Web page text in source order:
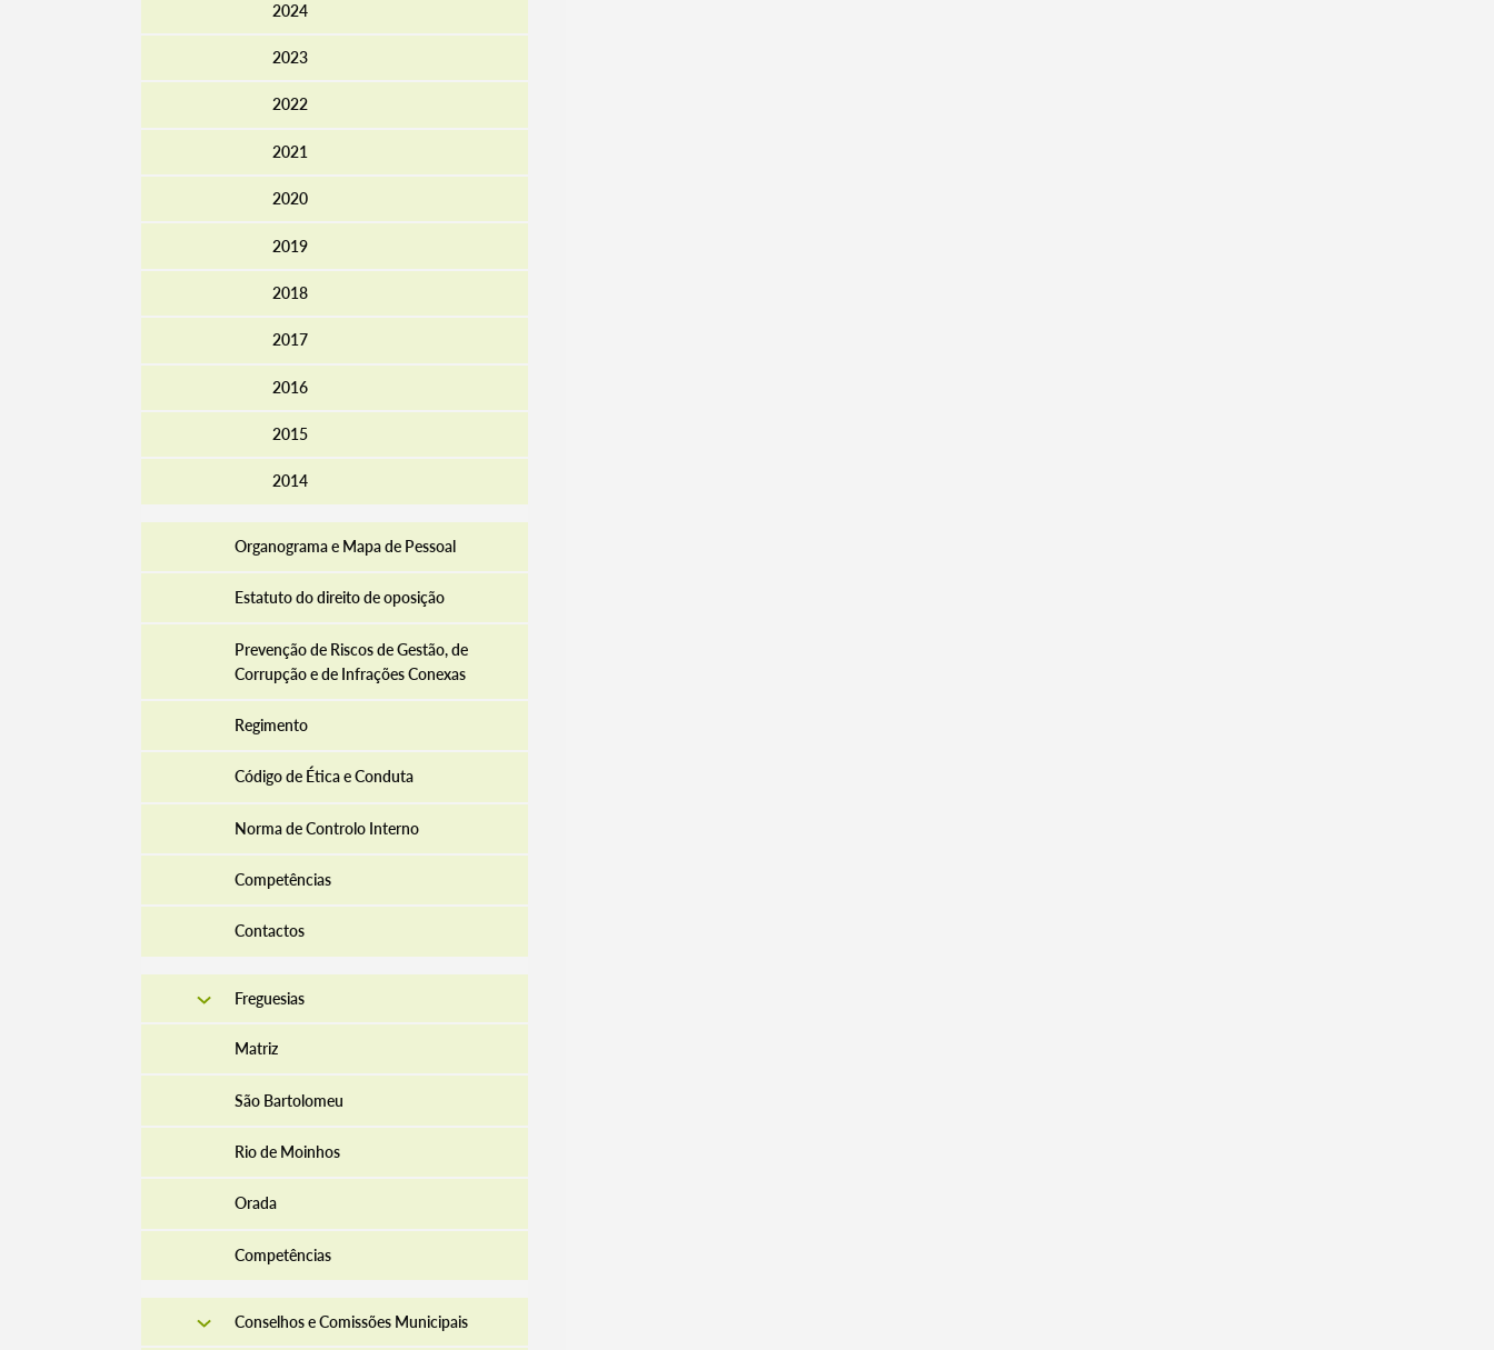
Termo de Pesquisa
Categorias gerais
Filtros
2024
2023
2022
2021
2020
2019
2018
2017
2016
2015
2014
Organograma e Mapa de Pessoal
Estatuto do direito de oposição
Prevenção de Riscos de Gestão, de
Corrupção e de Infrações Conexas
Regimento
Código de Ética e Conduta
Norma de Controlo Interno
Competências
Contactos
Freguesias
Matriz
São Bartolomeu
Rio de Moinhos
Orada
Competências
Conselhos e Comissões Municipais